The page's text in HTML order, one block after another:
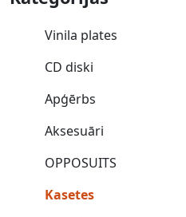
Vinila plates
CD diski
Apģērbs
Aksesuāri
OPPOSUITS
Kasetes